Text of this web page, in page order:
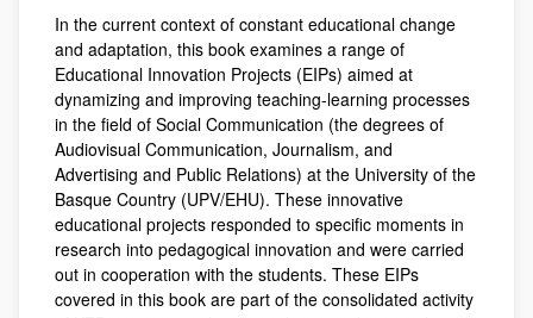
In the current context of constant educational change
and adaptation, this book examines a range of
Educational Innovation Projects (EIPs) aimed at
dynamizing and improving teaching-learning processes
in the field of Social Communication (the degrees of
Audiovisual Communication, Journalism, and
Advertising and Public Relations) at the University of the
Basque Country (UPV/EHU). These innovative
educational projects responded to specific moments in
research into pedagogical innovation and were carried
out in cooperation with the students. These EIPs
covered in this book are part of the consolidated activity